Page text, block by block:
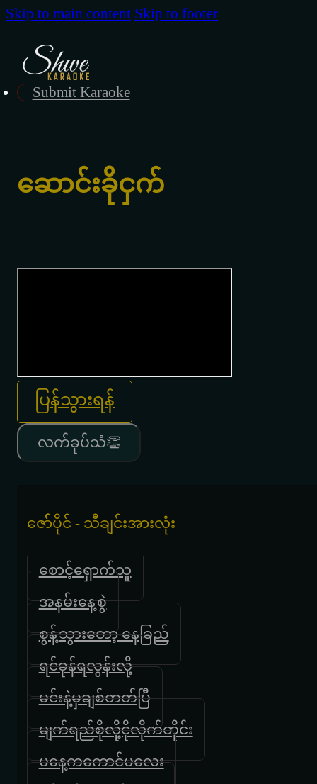
Skip to main content Skip to footer
Submit Karaoke
ဆောင်းခိုငှက်
ပြန်သွားရန်
လက်ခုပ်သံ👏
ဇော််ပိုင် - သီချင်းအားလုံး
စောင့်ရှောက်သူ
အနမ်းနေ့စွဲ
စွန့်သွားတော့ နေခြည်
ရင်ခုန်ရလွန်းလို့
မင်းနဲ့မှချစ်တတ်ပြီ
မျက်ရည်စိုလို့ငိုလိုက်တိုင်း
မနေ့ကကောင်မလေး